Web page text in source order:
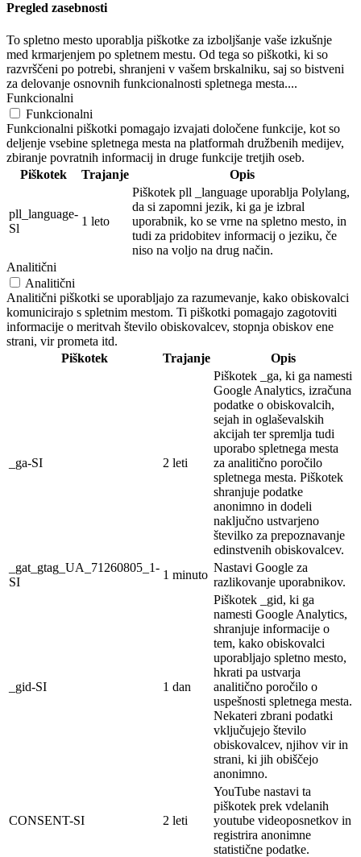
Pregled zasebnosti
To spletno mesto uporablja piškotke za izboljšanje vaše izkušnje
med krmarjenjem po spletnem mestu. Od tega so piškotki, ki so
razvrščeni po potrebi, shranjeni v vašem brskalniku, saj so bistveni
za delovanje osnovnih funkcionalnosti spletnega mesta....
Funkcionalni
Funkcionalni
Funkcionalni piškotki pomagajo izvajati določene funkcije, kot so
deljenje vsebine spletnega mesta na platformah družbenih medijev,
zbiranje povratnih informacij in druge funkcije tretjih oseb.
Piškotek
Trajanje Opis
pll_language-
Sl
1 leto
Piškotek pll _language uporablja Polylang,
da si zapomni jezik, ki ga je izbral
uporabnik, ko se vrne na spletno mesto, in
tudi za pridobitev informacij o jeziku, če
niso na voljo na drug način.
Analitični
Analitični
Analitični piškotki se uporabljajo za razumevanje, kako obiskovalci
komunicirajo s spletnim mestom. Ti piškotki pomagajo zagotoviti
informacije o meritvah število obiskovalcev, stopnja obiskov ene
strani, vir prometa itd.
Piškotek
Trajanje Opis
_ga-SI 2 leti
Piškotek _ga, ki ga namesti
Google Analytics, izračuna
podatke o obiskovalcih,
sejah in oglaševalskih
akcijah ter spremlja tudi
uporabo spletnega mesta
za analitično poročilo
spletnega mesta. Piškotek
shranjuje podatke
anonimno in dodeli
naključno ustvarjeno
številko za prepoznavanje
edinstvenih obiskovalcev.
_gat_gtag_UA_71260805_1-
SI
1 minuto
Nastavi Google za
razlikovanje uporabnikov.
_gid-SI 1 dan
Piškotek _gid, ki ga
namesti Google Analytics,
shranjuje informacije o
tem, kako obiskovalci
uporabljajo spletno mesto,
hkrati pa ustvarja
analitično poročilo o
uspešnosti spletnega mesta.
Nekateri zbrani podatki
vključujejo število
obiskovalcev, njihov vir in
strani, ki jih obiščejo
anonimno.
CONSENT-SI 2 leti
YouTube nastavi ta
piškotek prek vdelanih
youtube videoposnetkov in
registrira anonimne
statistične podatke.